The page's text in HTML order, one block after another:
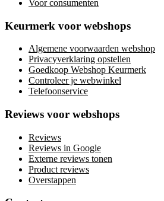
Voor consumenten
Keurmerk voor webshops
Algemene voorwaarden webshop
Privacyverklaring opstellen
Goedkoop Webshop Keurmerk
Controleer je webwinkel
Telefoonservice
Reviews voor webshops
Reviews
Reviews in Google
Externe reviews tonen
Product reviews
Overstappen